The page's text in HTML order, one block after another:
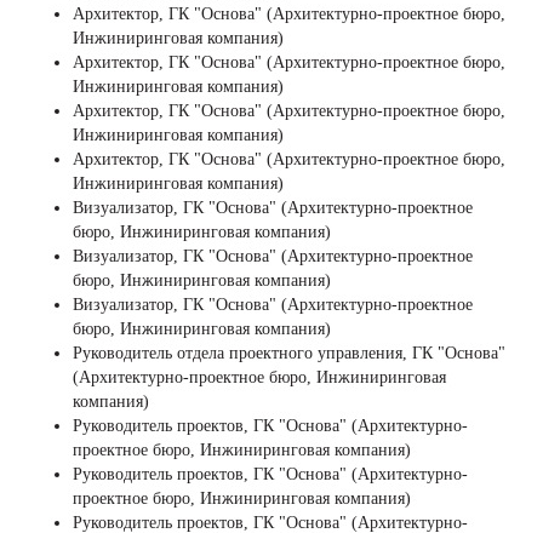
Архитектор, ГК "Основа" (Архитектурно-проектное бюро,
Инжиниринговая компания)
Архитектор, ГК "Основа" (Архитектурно-проектное бюро,
Инжиниринговая компания)
Архитектор, ГК "Основа" (Архитектурно-проектное бюро,
Инжиниринговая компания)
Архитектор, ГК "Основа" (Архитектурно-проектное бюро,
Инжиниринговая компания)
Визуализатор, ГК "Основа" (Архитектурно-проектное
бюро, Инжиниринговая компания)
Визуализатор, ГК "Основа" (Архитектурно-проектное
бюро, Инжиниринговая компания)
Визуализатор, ГК "Основа" (Архитектурно-проектное
бюро, Инжиниринговая компания)
Руководитель отдела проектного управления, ГК "Основа"
(Архитектурно-проектное бюро, Инжиниринговая
компания)
Руководитель проектов, ГК "Основа" (Архитектурно-
проектное бюро, Инжиниринговая компания)
Руководитель проектов, ГК "Основа" (Архитектурно-
проектное бюро, Инжиниринговая компания)
Руководитель проектов, ГК "Основа" (Архитектурно-